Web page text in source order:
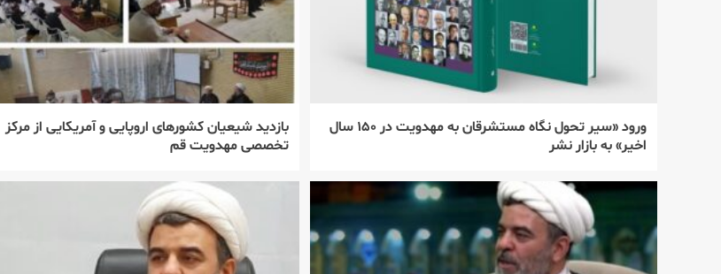
ورود «سیر تحول نگاه مستشرقان به مهدویت در ۱۵۰ سال
اخیر» به بازار نشر
بازدید شیعیان کشورهای اروپایی و آمریکایی از مرکز
تخصصی مهدویت قم